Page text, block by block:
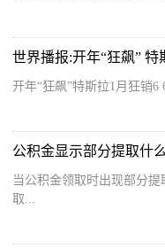
世界播报:开年“狂飙” 特
开年“狂飙”特斯拉1月狂销6
当公积金领取时出现部分
取...